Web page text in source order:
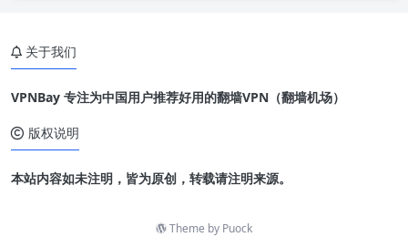
关于我们
VPNBay 专注为中国用户推荐好用的翻墙VPN（翻墙机场）
版权说明
本站内容如未注明，皆为原创，转载请注明来源。
Theme by Puock